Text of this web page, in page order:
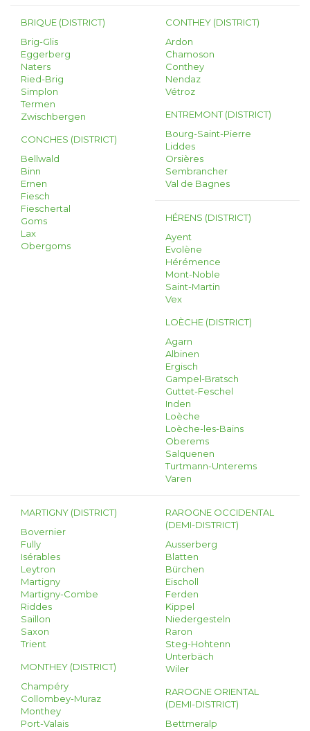
BRIQUE (DISTRICT)
Brig-Glis
Eggerberg
Naters
Ried-Brig
Simplon
Termen
Zwischbergen
CONCHES (DISTRICT)
Bellwald
Binn
Ernen
Fiesch
Fieschertal
Goms
Lax
Obergoms
CONTHEY (DISTRICT)
Ardon
Chamoson
Conthey
Nendaz
Vétroz
ENTREMONT (DISTRICT)
Bourg-Saint-Pierre
Liddes
Orsières
Sembrancher
Val de Bagnes
HÉRENS (DISTRICT)
Ayent
Evolène
Hérémence
Mont-Noble
Saint-Martin
Vex
LOÈCHE (DISTRICT)
Agarn
Albinen
Ergisch
Gampel-Bratsch
Guttet-Feschel
Inden
Loèche
Loèche-les-Bains
Oberems
Salquenen
Turtmann-Unterems
Varen
MARTIGNY (DISTRICT)
Bovernier
Fully
Isérables
Leytron
Martigny
Martigny-Combe
Riddes
Saillon
Saxon
Trient
MONTHEY (DISTRICT)
Champéry
Collombey-Muraz
Monthey
Port-Valais
RAROGNE OCCIDENTAL
(DEMI-DISTRICT)
Ausserberg
Blatten
Bürchen
Eischoll
Ferden
Kippel
Niedergesteln
Raron
Steg-Hohtenn
Unterbäch
Wiler
RAROGNE ORIENTAL
(DEMI-DISTRICT)
Bettmeralp